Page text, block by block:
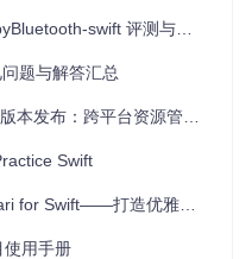
义生成逻辑，以满足不同
中读取并生成Swift代码，
需要的代码，避免无效或冲
swift 评测与应用解析
题与解答汇总
布：跨平台资源管理新突破
Swift
打造优雅的UIPickerView替代方案
使用手册